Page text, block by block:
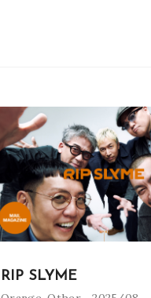
RIP SLYME